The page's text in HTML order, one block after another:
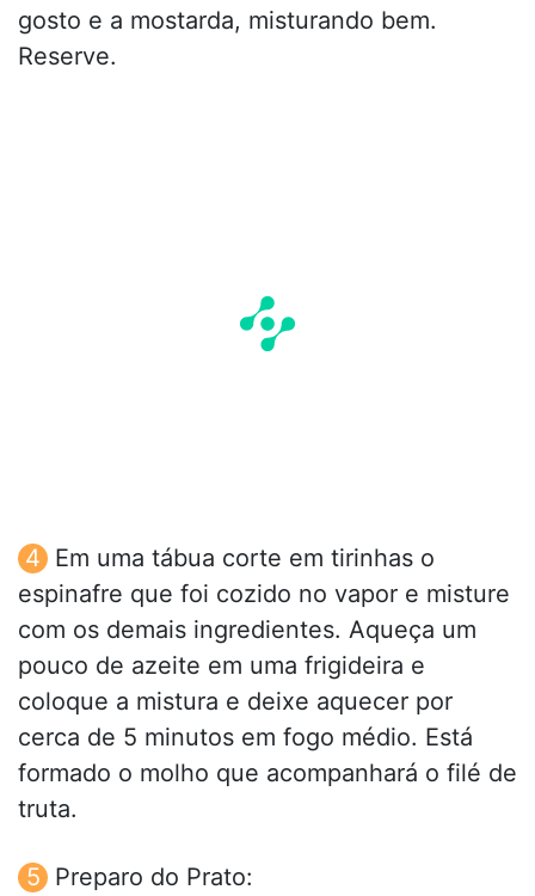
gosto e a mostarda, misturando bem.
Reserve.
Em uma tábua corte em tirinhas o
espinafre que foi cozido no vapor e misture
com os demais ingredientes. Aqueça um
pouco de azeite em uma frigideira e
coloque a mistura e deixe aquecer por
cerca de 5 minutos em fogo médio. Está
formado o molho que acompanhará o filé de
truta.
Preparo do Prato: